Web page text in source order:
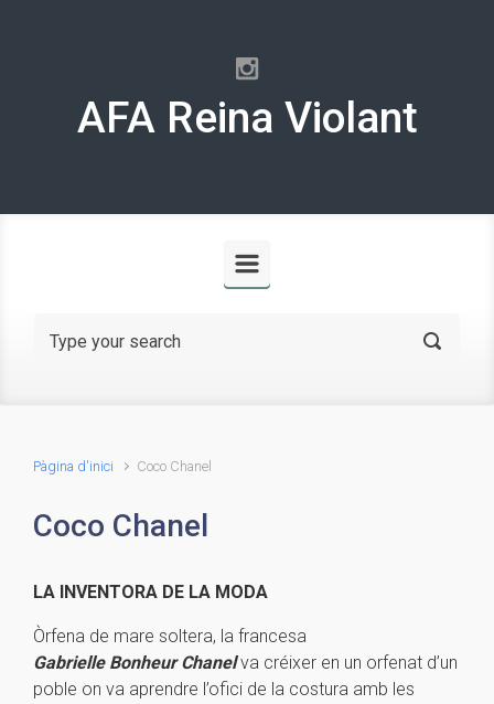
AFA Reina Violant
Pàgina d'inici Coco Chanel
Coco Chanel
LA INVENTORA DE LA MODA
Òrfena de mare soltera, la francesa
Gabrielle Bonheur Chanelva créixer en un orfenat d’un
poble on va aprendre l’ofici de la costura amb les